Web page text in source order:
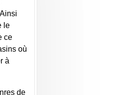
le
ce
où
à
de